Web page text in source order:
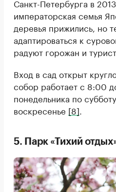
Санкт-Петербурга в
императорская семья
деревья прижились, но
адаптироваться к
радуют горожан и
Вход в сад открыт
собор работает с 8:00
понедельника по
воскресенье [8]
5. Парк «Тихий